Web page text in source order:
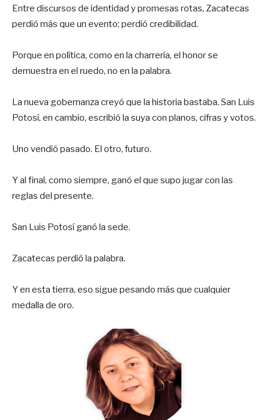
Entre discursos de identidad y promesas rotas, Zacatecas
perdió más que un evento: perdió credibilidad.
Porque en política, como en la charrería, el honor se
demuestra en el ruedo, no en la palabra.
La nueva gobernanza creyó que la historia bastaba. San Luis
Potosí, en cambio, escribió la suya con planos, cifras y votos.
Uno vendió pasado. El otro, futuro.
Y al final, como siempre, ganó el que supo jugar con las
reglas del presente.
San Luis Potosí ganó la sede.
Zacatecas perdió la palabra.
Y en esta tierra, eso sigue pesando más que cualquier
medalla de oro.